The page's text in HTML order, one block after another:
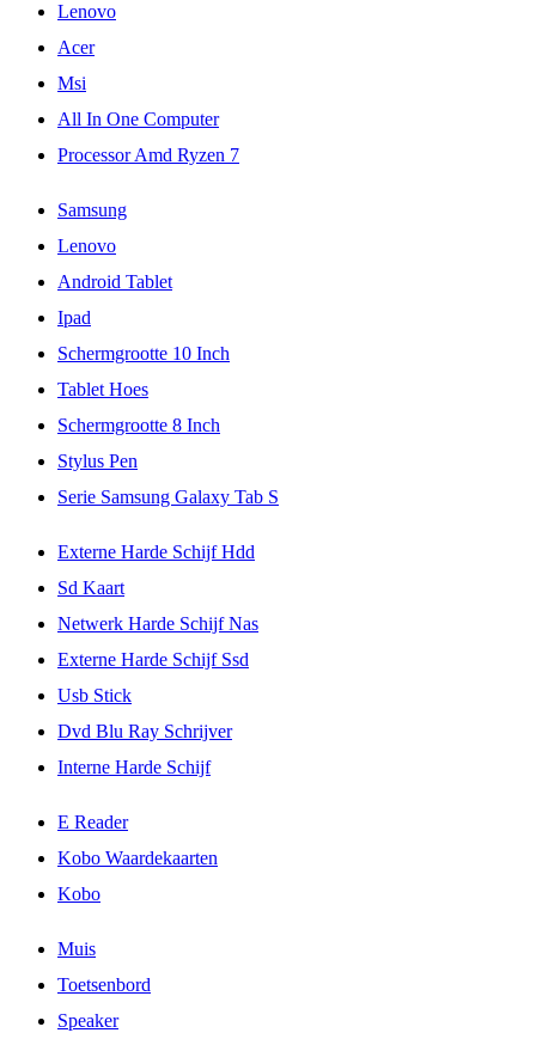
Lenovo
Acer
Msi
All In One Computer
Processor Amd Ryzen 7
Samsung
Lenovo
Android Tablet
Ipad
Schermgrootte 10 Inch
Tablet Hoes
Schermgrootte 8 Inch
Stylus Pen
Serie Samsung Galaxy Tab S
Externe Harde Schijf Hdd
Sd Kaart
Netwerk Harde Schijf Nas
Externe Harde Schijf Ssd
Usb Stick
Dvd Blu Ray Schrijver
Interne Harde Schijf
E Reader
Kobo Waardekaarten
Kobo
Muis
Toetsenbord
Speaker